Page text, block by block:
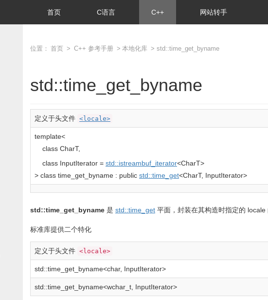
首页 C语言 C++ 网站转手
位置： 首页 > C++ 参考手册 > 本地化库 > std::time_get_byname
std::time_get_byname
定义于头文件 <locale>
template<
class CharT,
class InputIterator = std::istreambuf_iterator<CharT>
> class time_get_byname : public std::time_get<CharT, InputIterator>
std::time_get_byname 是 std::time_get 平面，封装在其构造时指定的 locale
标准库提供二个特化
定义于头文件 <locale>
std::time_get_byname<char, InputIterator>
std::time_get_byname<wchar_t , InputIterator>